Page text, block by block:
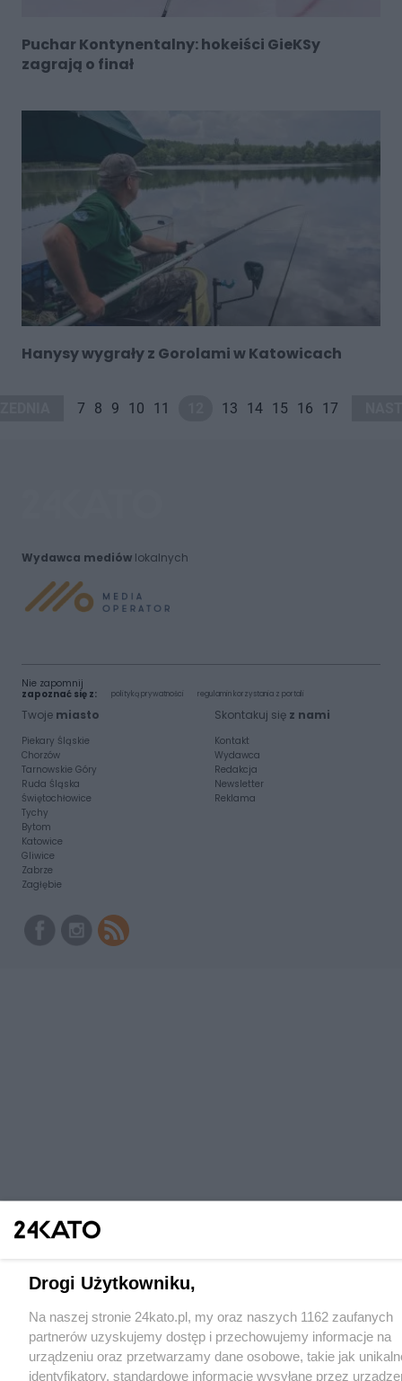
Puchar Kontynentalny: hokeiści GieKSy
zagrają o finał
Hanysy wygrały z Gorolami w Katowicach
7 8 9 10 11 13 14 15 16 17
Wydawca mediówlokalnych
Nie zapomnij
zapoznać się z:
polityką prywatności regulamin korzystania z portali
Twoje miasto
Piekary Śląskie
Chorzów
Tarnowskie Góry
Ruda Śląska
Świętochłowice
Tychy
Bytom
Katowice
Gliwice
Zabrze
Zagłębie
Skontakuj się z nami
Kontakt
Wydawca
Redakcja
Newsletter
Reklama
Drogi Użytkowniku,
Na naszej stronie 24kato.pl, my oraz naszych 1162 zaufanych
partnerów uzyskujemy dostęp i przechowujemy informacje na
urządzeniu oraz przetwarzamy dane osobowe, takie jak
identyfikatory, standardowe informacje wysyłane przez